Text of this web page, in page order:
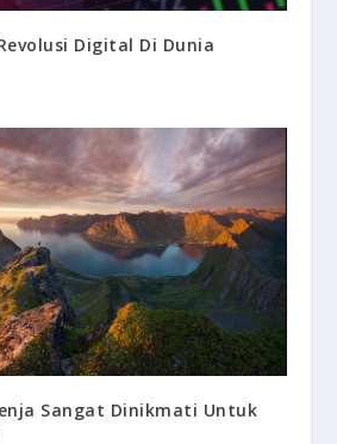
Digital Di Dunia
Sangat Dinikmati Untuk